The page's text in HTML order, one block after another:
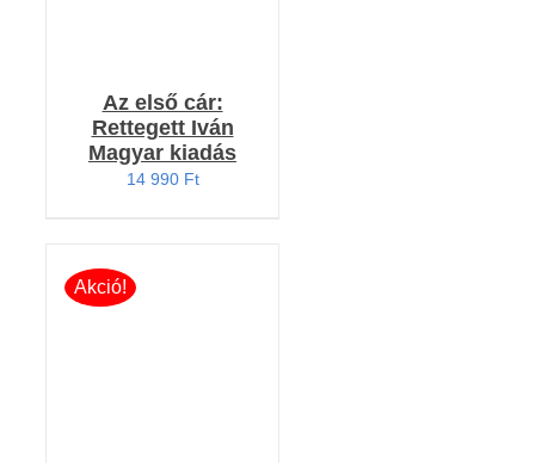
Az első cár:
Rettegett Iván
Magyar kiadás
14 990 Ft
Akció!